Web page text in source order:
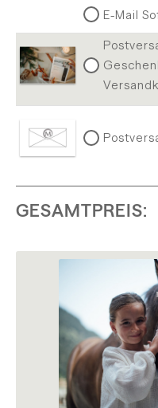
E-Mail
GESAMTPREIS: